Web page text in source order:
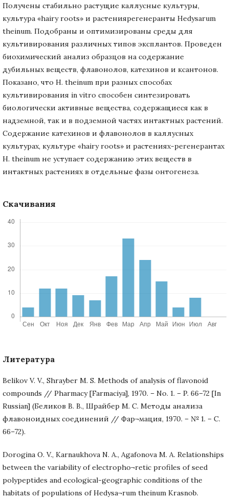
Получены стабильно растущие каллусные культуры,
культура «hairy roots» и растениярегенеранты Hedysarum
theinum. Подобраны и оптимизированы среды для
культивирования различных типов эксплантов. Проведен
биохимический анализ образцов на содержание
дубильных веществ, флавонолов, катехинов и ксантонов.
Показано, что H. theinum при разных способах
культивирования in vitro способен синтезировать
биологически активные вещества, содержащиеся как в
надземной, так и в подземной частях интактных растений.
Содержание катехинов и флавонолов в каллусных
культурах, культуре «hairy roots» и растениях-регенерантах
H. theinum не уступает содержанию этих веществ в
интактных растениях в отдельные фазы онтогенеза.
Скачивания
Литература
Belikov V. V., Shrayber M. S. Methods of analysis of flavonoid
compounds // Pharmacy [Farmaciya], 1970. – No. 1. – P. 66–72 [In
Russian] (Беликов В. В., Шрайбер М. С. Методы анализа
флавоноидных соединений // Фар¬мация, 1970. – № 1. – С.
66–72).
Dorogina O. V., Karnaukhova N. A., Agafonova M. A. Relationships
between the variability of electropho¬retic profiles of seed
polypeptides and ecological-geographic conditions of the
habitats of populations of Hedysa¬rum theinum Krasnob.